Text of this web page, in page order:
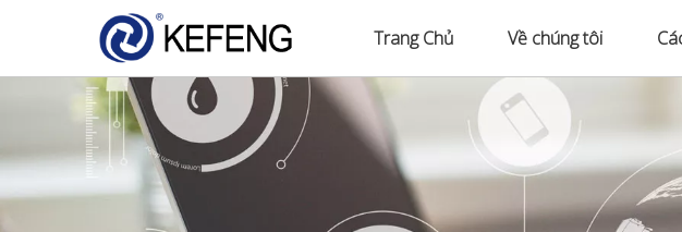
Trang Chủ Về chúng tôi